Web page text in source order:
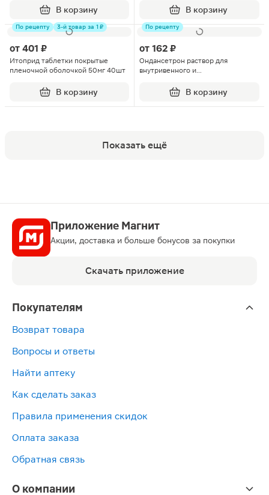
В корзину В корзину
По рецепту 3-й товар за 1 ₽
от 401 ₽
Итоприд таблетки покрытые
пленочной оболочкой 50мг 40шт
В корзину
По рецепту
от 162 ₽
Ондансетрон раствор для
внутривенного и
мл 2мл 5шт
В корзину
Показать ещё
Приложение Магнит
Акции, доставка и больше бонусов за покупки
Скачать приложение
Покупателям
Возврат товара
Вопросы и ответы
Найти аптеку
Как сделать заказ
Правила применения скидок
Оплата заказа
Обратная связь
О компании